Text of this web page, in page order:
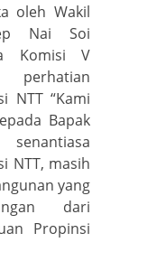
oleh Wakil
Nai Soi
Komisi V
perhatian
NTT “Kami
Bapak
NTT, masih
yang
dari
Propinsi